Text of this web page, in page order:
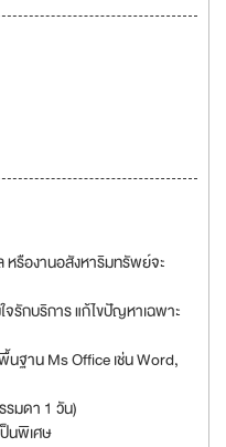
รืองานอสังหาริมทรัพย์จะ
รักบริการ แก้ไขปัญหาเฉพาะ
นฐาน Ms Office เช่น Word,
มดา 1 วัน)
นพิเศษ